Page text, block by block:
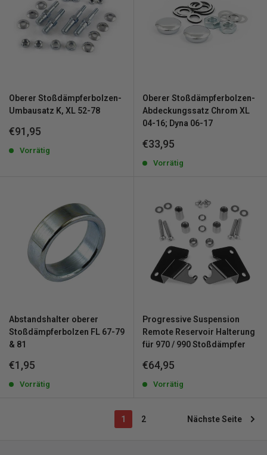
Oberer Stoßdämpferbolzen-
Umbausatz K, XL 52-78
Sonderpreis
€91,95
Vorrätig
Oberer Stoßdämpferbolzen-
Abdeckungssatz Chrom XL
04-16; Dyna 06-17
Sonderpreis
€33,95
Vorrätig
Abstandshalter oberer
Stoßdämpferbolzen FL 67-79
& 81
Sonderpreis
€1,95
Vorrätig
Progressive Suspension
Remote Reservoir Halterung
für 970 / 990 Stoßdämpfer
Sonderpreis
€64,95
Vorrätig
1 2 Nächste Seite